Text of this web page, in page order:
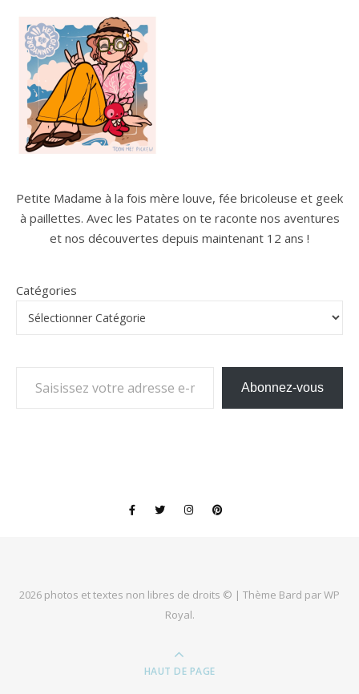
Petite Madame à la fois mère louve, fée bricoleuse et geek
à paillettes. Avec les Patates on te raconte nos aventures
et nos découvertes depuis maintenant 12 ans !
Catégories
Abonnez-vous
2026 photos et textes non libres de droits © | Thème Bard parWP
Royal.
HAUT DE PAGE